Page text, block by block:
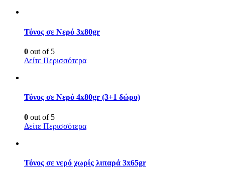
Τόνος σε Νερό 3x80gr
0 out of 5
Δείτε Περισσότερα
Τόνος σε Νερό 4x80gr (3+1 δώρο)
0 out of 5
Δείτε Περισσότερα
Τόνος σε νερό χωρίς λιπαρά 3x65gr